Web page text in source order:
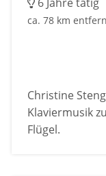
ca. 78 km
Christine
Klaviermusik
Flügel.